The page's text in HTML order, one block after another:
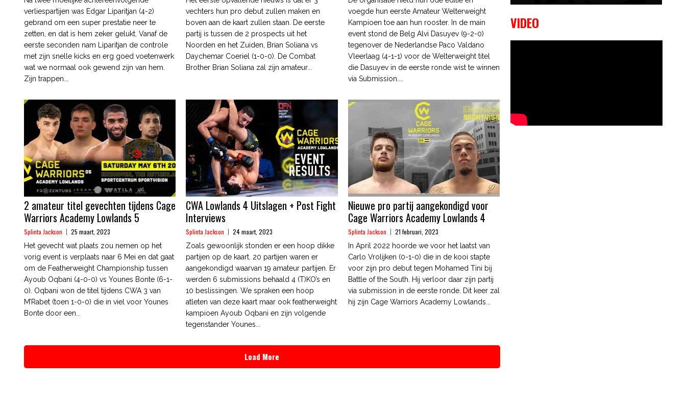
verliespartijen was Edgar Liparitjan (4-2)
gebrand om een super prestatie neer te
zetten, en dat is hem zeker gelukt. Vanaf de
eerste seconden nam Liparitjan de controle
met zijn snelle kicks en erg goed voetenwerk
wat we normaal ook gewend zijn van hem.
Zijn trappen...
vechters hun pro debut zullen maken en
boven aan de kaart zullen staan. De eerste
partij is tussen de 2 prospects uit het
Noorden en het Zuiden, Brian Soliana vs
Daychemar Coeriel (1-0-0). De Combat
Brother Brian Soliana zal zijn amateur...
voegde hun eerste Amateur Welterweight
Kampioen toe aan hun rooster. In de main
event stond de Belg Alvi Dasuyev (9-2-0)
tegenover de Nederlandse Paco Valdano
Vleerlaag (4-1-1) voor de Welterweight titel
die Dasuyev in de eerste ronde wist te winnen
via Submission....
2 amateur titel gevechten tijdens Cage
Warriors Academy Lowlands 5
Splinta Jackson 25 maart, 2023
Het gevecht wat plaats zou nemen op het
vorig event is verplaats naar 6 Mei en dat gaat
om de Featherweight Championship tussen
Ayoub Oqbani (4-0-0) vs Younes Bonte (6-1-
0). Oqbani won de titel tijdens CWA 3 van
M’Rabet (toen 1-0-0) die in viel voor Younes
Bonte door een...
CWA Lowlands 4 Uitslagen + Post Fight
Interviews
Splinta Jackson 24 maart, 2023
Zoals gewoonlijk stonden er een hoop dikke
partijen op de kaart. 20 partijen waren er
aangekondigd waarvan 19 amateur partijen. Er
werden 6 submissions behaald 4 (T)KO’s en
10 beslissingen. We spraken een hoop
atleten van deze kaart maar ook featherweight
kampioen Ayoub Oqbani en zijn volgende
tegenstander Younes...
Nieuwe pro partij aangekondigd voor
Cage Warriors Academy Lowlands 4
Splinta Jackson 21 februari, 2023
In April 2022 hoorde we voor het laatst van
Carlo Vrolijken (0-1-0) die in de kooi stapte
voor zijn pro debut tegen Mohamed Tini bij
Battle of the South. Hij verloor daar zijn partij
via submission in de eerste ronde. Dit keer zal
hij zijn Cage Warriors Academy Lowlands...
Load More
VIDEO